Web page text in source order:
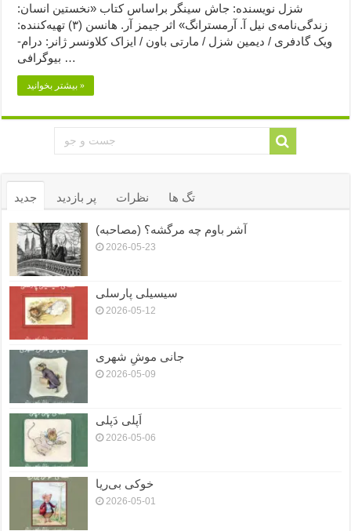
شزل نویسنده: جاش سینگر براساس کتاب «نخستین انسان:
زندگی‌نامه‌ی نیل آ. آرمسترانگ» اثر جیمز آر. هانسن (۳) تهیه‌کننده:
ویک گادفری / دیمین شزل / مارتی باون / ایزاک کلاونسر ژانر: درام-
بیوگرافی …
بیشتر بخوانید »
جدید پر بازدید نظرات تگ ها
آشر باوم چه مرگشه؟ (مصاحبه)
2026-05-23
سیسیلی پارسلی
2026-05-12
جانی موشِ شهری
2026-05-09
اَپلی دَپلی
2026-05-06
خوکی بی‌ریا
2026-05-01